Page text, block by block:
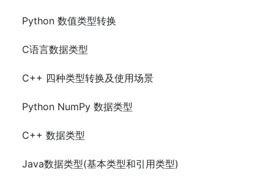
Python 数值类型转换
C语言数据类型
C++ 四种类型转换及使用场景
Python NumPy 数据类型
C++ 数据类型
Java数据类型(基本类型和引用类型)